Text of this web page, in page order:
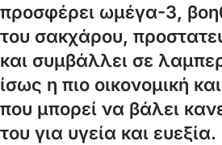
προσφέρει ωμέγα-3,
του σακχάρου,
και συμβάλλει σε
ίσως η πιο οικονομική
που μπορεί να βάλει
του για υγεία και ευεξία.